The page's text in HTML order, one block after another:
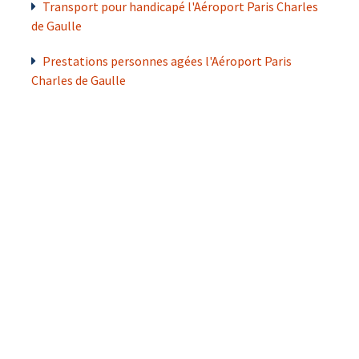
Transport pour handicapé l'Aéroport Paris Charles
de Gaulle
Prestations personnes agées l'Aéroport Paris
Charles de Gaulle